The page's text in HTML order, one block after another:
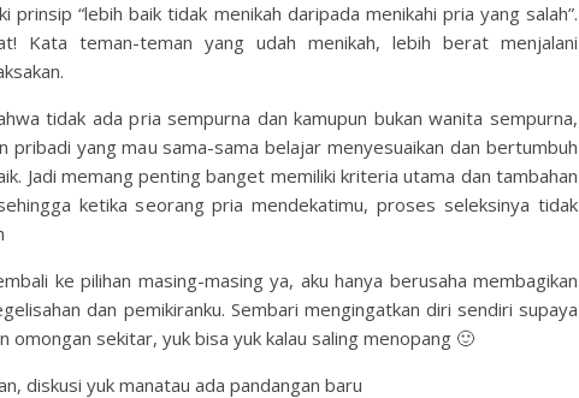
prinsip “lebih baik tidak menikah daripada menikahi pria yang salah”.
Kata teman-teman yang udah menikah, lebih berat menjalani
tidak ada pria sempurna dan kamupun bukan wanita sempurna,
pribadi yang mau sama-sama belajar menyesuaikan dan bertumbuh
Jadi memang penting banget memiliki kriteria utama dan tambahan
ketika seorang pria mendekatimu, proses seleksinya tidak
ke pilihan masing-masing ya, aku hanya berusaha membagikan
dan pemikiranku. Sembari mengingatkan diri sendiri supaya
omongan sekitar, yuk bisa yuk kalau saling menopang 🙂
diskusi yuk manatau ada pandangan baru